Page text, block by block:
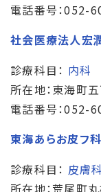
電話番号：052-
社会医療法人宏
診療科目： 内科
所在地：東海町
電話番号：052-
東海あらお皮フ
診療科目： 皮膚科
所在地：荒尾町